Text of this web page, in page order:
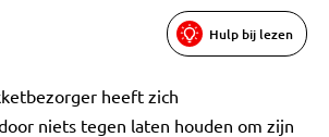
Hulp bij lezen
heeft zich
niets tegen laten houden om zijn